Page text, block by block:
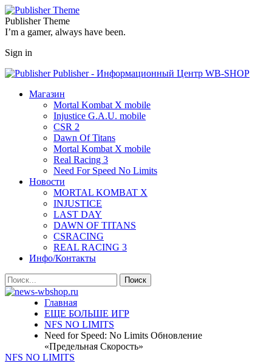
Publisher Theme
I’m a gamer, always have been.
Sign in
Publisher - Информационный Центр WB-SHOP
Магазин
Mortal Kombat X mobile
Injustice G.A.U. mobile
CSR 2
Dawn Of Titans
Mortal Kombat X mobile
Real Racing 3
Need For Speed No Limits
Новости
MORTAL KOMBAT X
INJUSTICE
LAST DAY
DAWN OF TITANS
CSRACING
REAL RACING 3
Инфо/Контакты
Главная
ЕЩЕ БОЛЬШЕ ИГР
NFS NO LIMITS
Need for Speed: No Limits Обновление
«Предельная Скорость»
NFS NO LIMITS